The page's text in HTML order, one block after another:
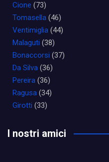
Cione (73)
Tomasella (46)
Ventimiglia (44)
Malaguti (38)
Bonaccorsi (37)
Da Silva (36)
Pereira (36)
Ragusa (34)
Girotti (33)
I nostri amici